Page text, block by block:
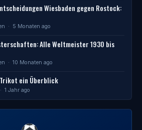
Wiesbaden gegen Rostock:
· 5 Monaten ago
Alle Weltmeister 1930 bis
· 10 Monaten ago
ein Überblick
· 1 Jahr ago